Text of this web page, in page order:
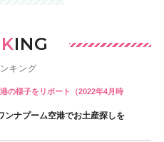
KING
キング
の様子をリポート（2022年4月時
ンナプーム空港でお土産探しを